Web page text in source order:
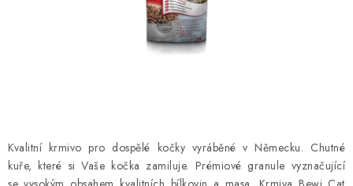
HODNOCENÍ OBCHODU
Kvalitní krmivo pro dospělé kočky vyráběné v Německu. Chutné
kuře, které si Vaše kočka zamiluje. Prémiové granule vyznačující